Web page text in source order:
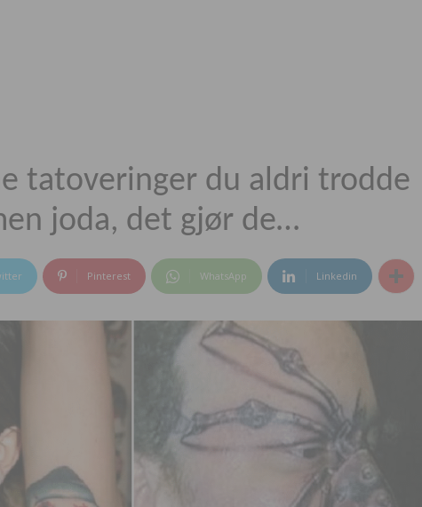
tatoveringer du aldri trodde
joda, det gjør de…
Pinterest WhatsApp Linkedin